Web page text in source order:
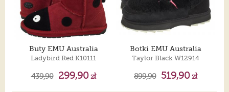
Buty EMU Australia
Ladybird Red K10111
439,90 299,90zł
Botki EMU Australia
Taylor Black W12914
899,90 519,90zł